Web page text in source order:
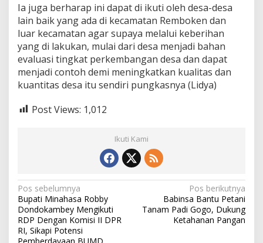
Ia juga berharap ini dapat di ikuti oleh desa-desa
lain baik yang ada di kecamatan Remboken dan
luar kecamatan agar supaya melalui keberihan
yang di lakukan, mulai dari desa menjadi bahan
evaluasi tingkat perkembangan desa dan dapat
menjadi contoh demi meningkatkan kualitas dan
kuantitas desa itu sendiri pungkasnya (Lidya)
Post Views: 1,012
Ikuti Kami
N
a
v
Pos sebelumnya
Bupati Minahasa Robby
Dondokambey Mengikuti
RDP Dengan Komisi II DPR
RI, Sikapi Potensi
Pos berikutnya
Babinsa Bantu Petani
Tanam Padi Gogo, Dukung
Ketahanan Pangan